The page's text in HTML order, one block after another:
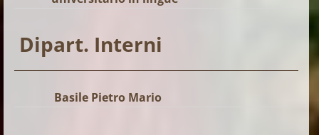
Dipart. Interni
Basile Pietro Mario